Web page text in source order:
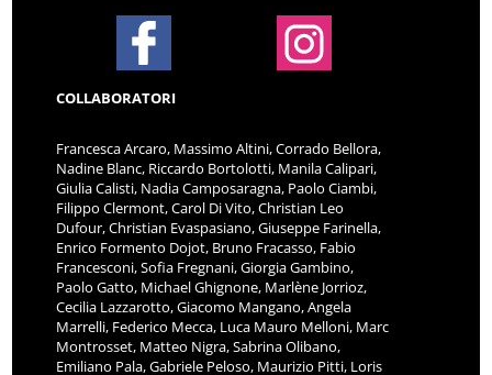
COLLABORATORI
Francesca Arcaro, Massimo Altini, Corrado Bellora,
Nadine Blanc, Riccardo Bortolotti, Manila Calipari,
Giulia Calisti, Nadia Camposaragna, Paolo Ciambi,
Filippo Clermont, Carol Di Vito, Christian Leo
Dufour, Christian Evaspasiano, Giuseppe Farinella,
Enrico Formento Dojot, Bruno Fracasso, Fabio
Francesconi, Sofia Fregnani, Giorgia Gambino,
Paolo Gatto, Michael Ghignone, Marlène Jorrioz,
Cecilia Lazzarotto, Giacomo Mangano, Angela
Marrelli, Federico Mecca, Luca Mauro Melloni, Marc
Montrosset, Matteo Nigra, Sabrina Olibano,
Emiliano Pala, Gabriele Peloso, Maurizio Pitti, Loris